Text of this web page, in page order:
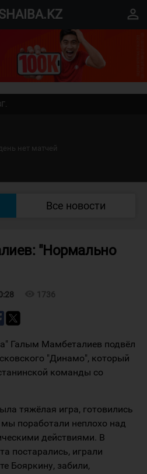
perm_identity
нет матчей
Все новости
"Нормально
1736
Галым Мамбеталиев подвёл
"Динамо", который
команды со
тяжёлая игра, готовились
поработали неплохо над
действиями. В
постарались, играли
Бояркину, забили,